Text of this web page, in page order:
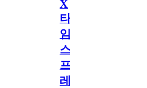
X
타
임
스
프
레